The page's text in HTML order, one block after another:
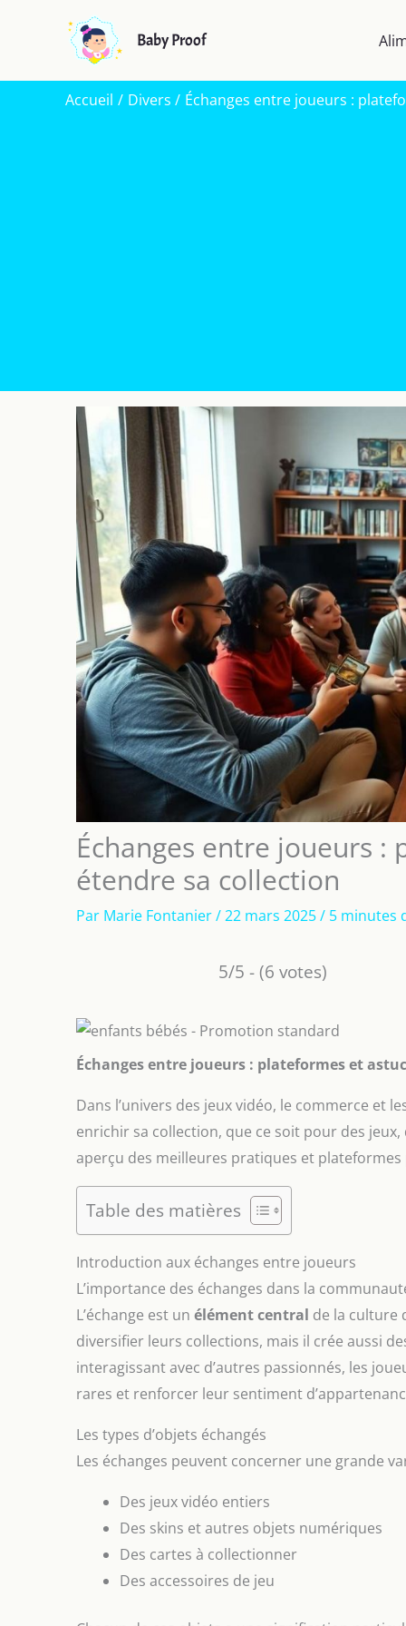
Baby Proof
Accueil Divers Échanges entre joueurs :
Échanges entre joueurs
étendre sa collection
Par Marie Fontanier/22 mars 2025/ 5 minutes
5/5 - (6 votes)
Échanges entre joueurs : plateformes et
Dans l’univers des jeux vidéo, le commerce et
enrichir sa collection, que ce soit pour des
aperçu des meilleures pratiques et
Table des matières
Introduction aux échanges entre joueurs
L’importance des échanges dans la
L’échange est un élément central de la culture
diversifier leurs collections, mais il crée aussi
interagissant avec d’autres passionnés, les
rares et renforcer leur sentiment
Les types d’objets échangés
Les échanges peuvent concerner une grande
Des jeux vidéo entiers
Des skins et autres objets numériques
Des cartes à collectionner
Des accessoires de jeu